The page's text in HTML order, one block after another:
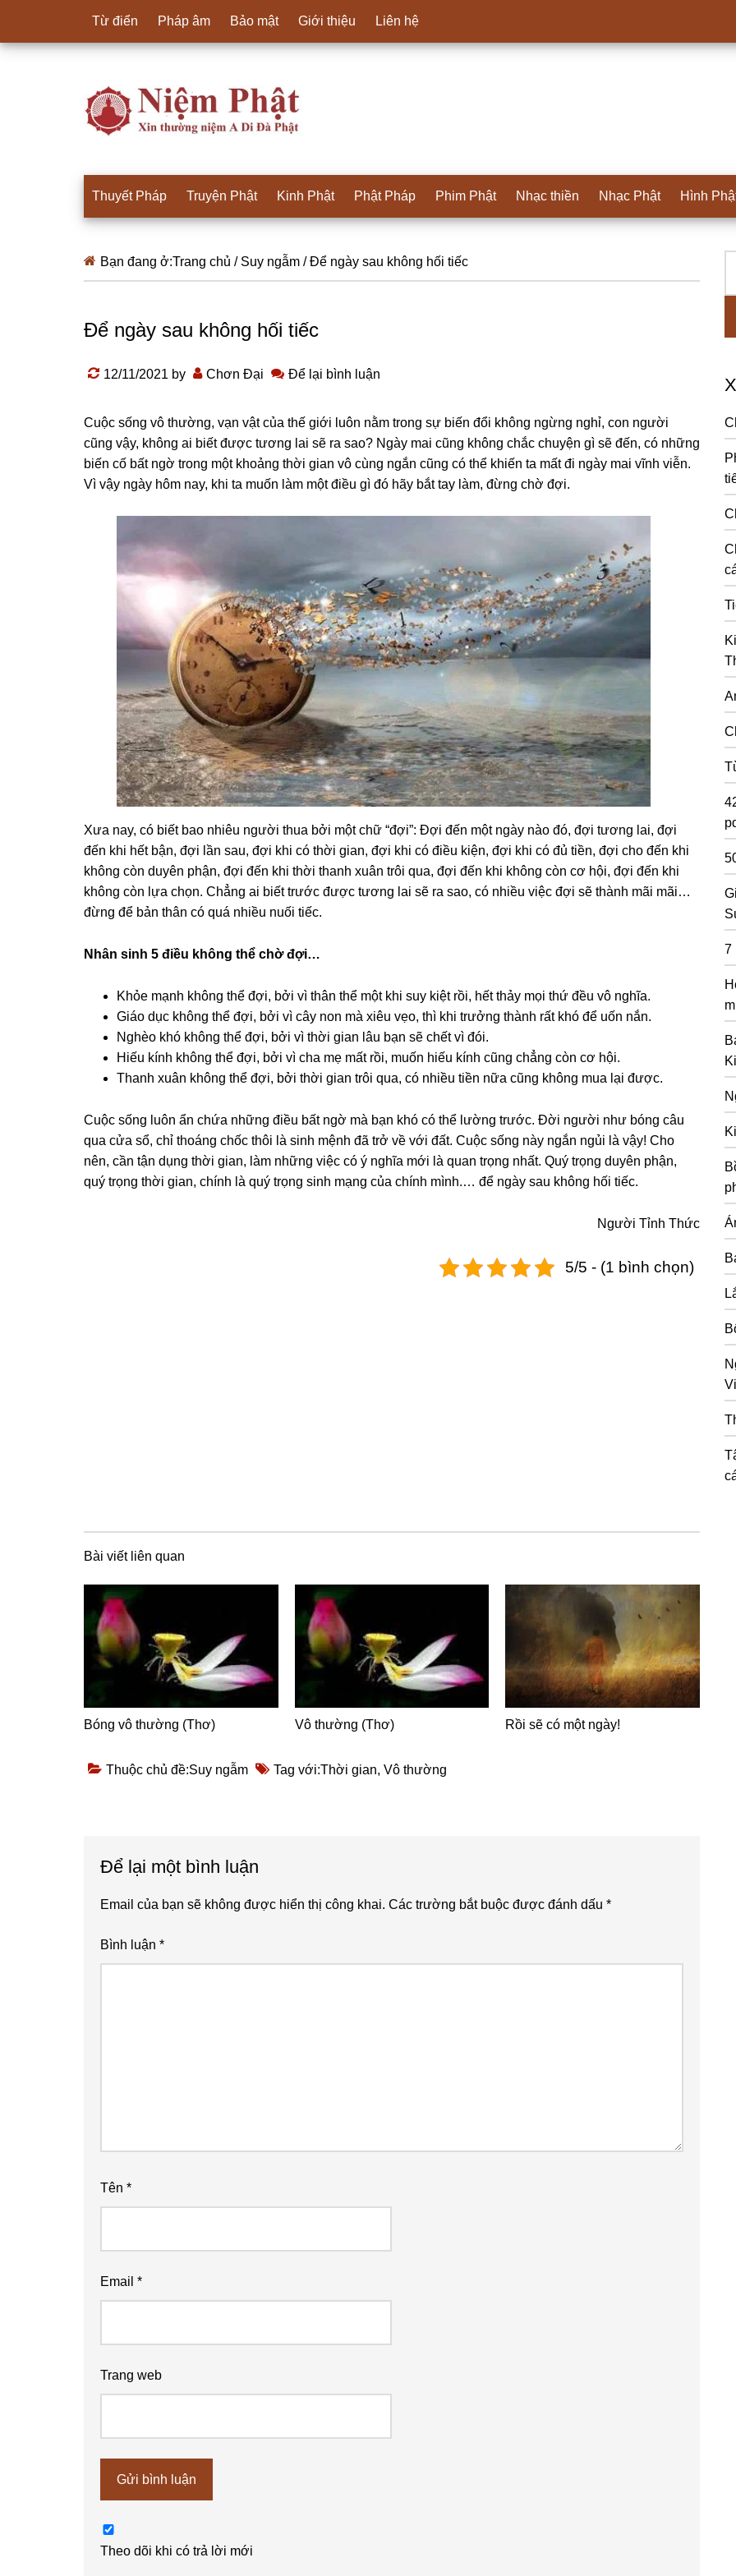
Từ điển Pháp âm Bảo mật Giới thiệu Liên hệ
Thuyết Pháp Truyện Phật Kinh Phật Phật Pháp Phim Phật Nhạc thiền Nhạc Phật Hình
Bạn đang ở:Trang chủ / Suy ngẫm /Để ngày sau không hối tiếc
Để ngày sau không hối tiếc
12/11/2021 by Chơn Đại Để lại bình luận
Cuộc sống vô thường, vạn vật của thế giới luôn nằm trong sự biến đổi không ngừng nghỉ, con người
cũng vậy, không ai biết được tương lai sẽ ra sao? Ngày mai cũng không chắc chuyện gì sẽ đến, có những
biến cố bất ngờ trong một khoảng thời gian vô cùng ngắn cũng có thể khiến ta mất đi ngày mai vĩnh viễn.
Vì vậy ngày hôm nay, khi ta muốn làm một điều gì đó hãy bắt tay làm, đừng chờ đợi.
Xưa nay, có biết bao nhiêu người thua bởi một chữ “đợi”: Đợi đến một ngày nào đó, đợi tương lai, đợi
đến khi hết bận, đợi lần sau, đợi khi có thời gian, đợi khi có điều kiện, đợi khi có đủ tiền, đợi cho đến khi
không còn duyên phận, đợi đến khi thời thanh xuân trôi qua, đợi đến khi không còn cơ hội, đợi đến khi
không còn lựa chọn. Chẳng ai biết trước được tương lai sẽ ra sao, có nhiều việc đợi sẽ thành mãi mãi…
đừng để bản thân có quá nhiều nuối tiếc.
Nhân sinh 5 điều không thể chờ đợi…
Khỏe mạnh không thể đợi, bởi vì thân thể một khi suy kiệt rồi, hết thảy mọi thứ đều vô nghĩa.
Giáo dục không thể đợi, bởi vì cây non mà xiêu vẹo, thì khi trưởng thành rất khó để uốn nắn.
Nghèo khó không thể đợi, bởi vì thời gian lâu bạn sẽ chết vì đói.
Hiếu kính không thể đợi, bởi vì cha mẹ mất rồi, muốn hiếu kính cũng chẳng còn cơ hội.
Thanh xuân không thể đợi, bởi thời gian trôi qua, có nhiều tiền nữa cũng không mua lại được.
Cuộc sống luôn ẩn chứa những điều bất ngờ mà bạn khó có thể lường trước. Đời người như bóng câu
qua cửa sổ, chỉ thoáng chốc thôi là sinh mệnh đã trở về với đất. Cuộc sống này ngắn ngủi là vậy! Cho
nên, cần tận dụng thời gian, làm những việc có ý nghĩa mới là quan trọng nhất. Quý trọng duyên phận,
quý trọng thời gian, chính là quý trọng sinh mạng của chính mình.… để ngày sau không hối tiếc.
Người Tỉnh Thức
5/5 - (1 bình chọn)
Bài viết liên quan
Bóng vô thường (Thơ) Vô thường (Thơ) Rồi sẽ có một ngày!
Thuộc chủ đề:Suy ngẫm Tag với:Thời gian, Vô thường
Interactions
Để lại một bình luận
Email của bạn sẽ không được hiển thị công khai. Các trường bắt buộc được đánh dấu *
Bình luận *
Tên *
Email *
Trang web
Theo dõi khi có trả lời mới
7